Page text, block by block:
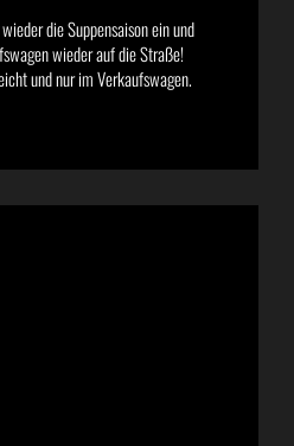
die Suppensaison ein und
wieder auf die Straße!
und nur im Verkaufswagen.